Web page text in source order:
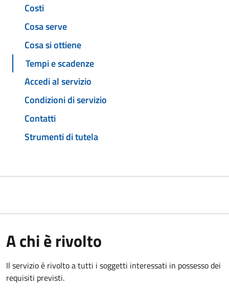
Costi
Cosa serve
Cosa si ottiene
Tempi e scadenze
Accedi al servizio
Condizioni di servizio
Contatti
Strumenti di tutela
A chi è rivolto
Il servizio è rivolto a tutti i soggetti interessati in possesso dei
requisiti previsti.